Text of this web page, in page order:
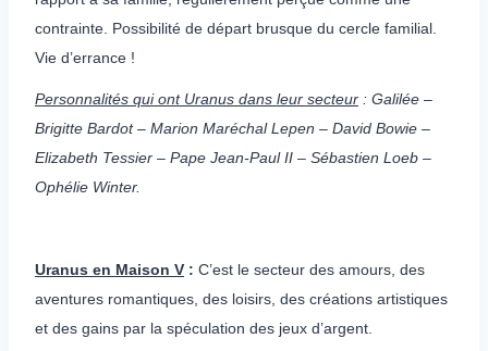
contrainte. Possibilité de départ brusque du cercle familial.
Vie d’errance !
Personnalités qui ont Uranus dans leur secteur : Galilée –
Brigitte Bardot – Marion Maréchal Lepen – David Bowie –
Elizabeth Tessier – Pape Jean-Paul II – Sébastien Loeb –
Ophélie Winter.
Uranus en Maison V : C’est le secteur des amours, des
aventures romantiques, des loisirs, des créations artistiques
et des gains par la spéculation des jeux d’argent.